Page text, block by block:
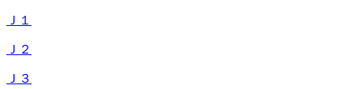
Ｊ１
Ｊ２
Ｊ３